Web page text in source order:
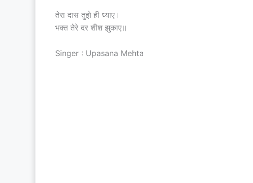
तेरा दास तुझे ही ध्याए।
भक्त तेरे दर शीश झुकाए॥
Singer : Upasana Mehta